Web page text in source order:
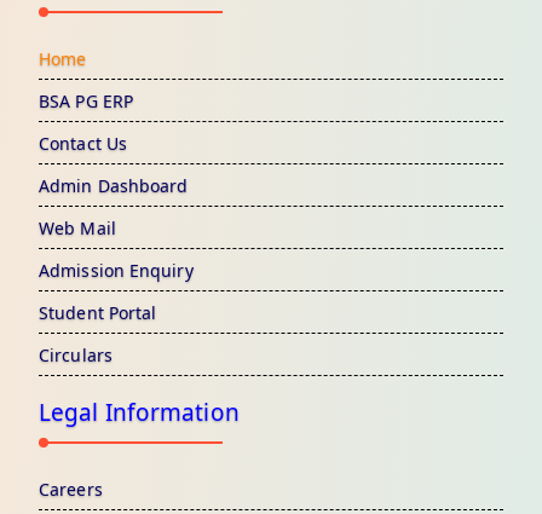
Home
BSA PG ERP
Contact Us
Admin Dashboard
Web Mail
Admission Enquiry
Student Portal
Circulars
Legal Information
Careers